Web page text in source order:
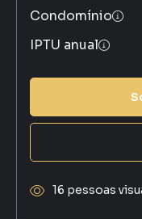
Condomínio
IPTU anual
16 pessoas